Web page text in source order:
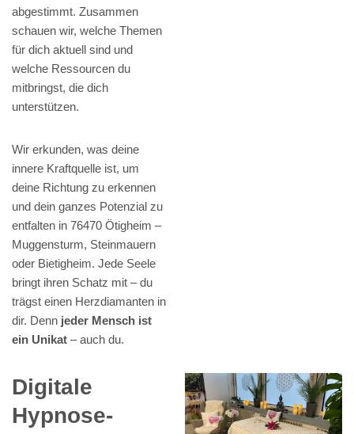
abgestimmt. Zusammen
schauen wir, welche Themen
für dich aktuell sind und
welche Ressourcen du
mitbringst, die dich
unterstützen.
Wir erkunden, was deine
innere Kraftquelle ist, um
deine Richtung zu erkennen
und dein ganzes Potenzial zu
entfalten in 76470 Ötigheim –
Muggensturm, Steinmauern
oder Bietigheim. Jede Seele
bringt ihren Schatz mit – du
trägst einen Herzdiamanten in
dir. Denn jeder Mensch ist
ein Unikat – auch du.
Digitale
Hypnose-